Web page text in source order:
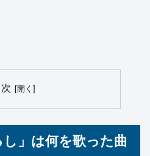
次
」は何を歌った曲